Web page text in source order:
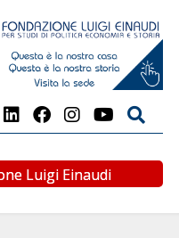
Luigi Einaudi